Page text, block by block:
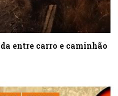
entre carro e caminhão